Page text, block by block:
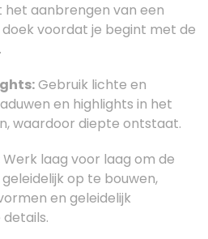
het aanbrengen van een
voordat je begint met de
Gebruik lichte en
en highlights in het
waardoor diepte ontstaat.
Werk laag voor laag om de
op te bouwen,
en geleidelijk